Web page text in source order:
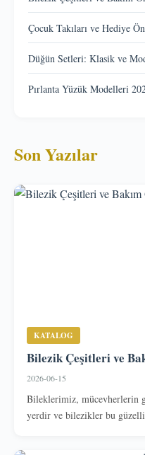
Çocuk Takıları ve Hediye
Düğün Setleri: Klasik ve
Pırlanta Yüzük Modelleri
Son Yazılar
KATALOG
Bilezik Çeşitleri ve
2026-06-15
Bileklerimiz, mücevherlerin
yerdir ve bilezikler bu